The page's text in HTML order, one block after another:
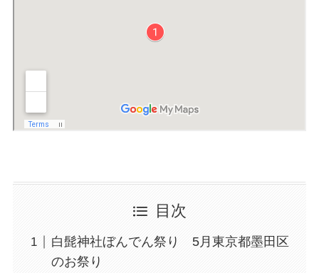
目次
白髭神社ぼんでん祭り 5月東京都墨田区
のお祭り